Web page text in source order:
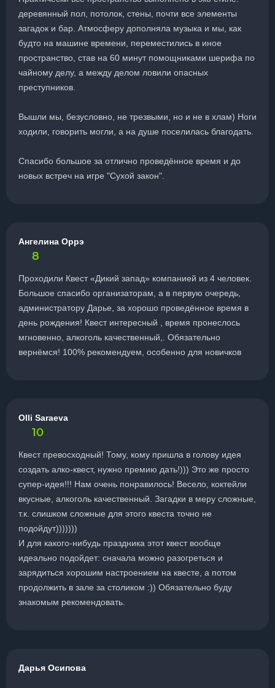
деревянный пол, потолок, стены, почти все элементы
загадок и бар. Атмосферу дополняла музыка и мы, как
будто на машине времени, переместились в иное
пространство, став на 60 минут помощниками шерифа по
чайному делу, а между делом ловили опасных
преступников.
Вышли мы, безусловно, не трезвыми, но и не в хлам) Ноги
ходили, говорить могли, а на душе поселилась благодать.
Спасибо большое за отлично проведённое время и до
новых встреч на игре "Сухой закон".
Ангелина Оррэ
8
Проходили Квест «Дикий запад» компанией из 4 человек.
Большое спасибо организаторам, а в первую очередь,
администратору Дарье, за хорошо проведённое время в
день рождения! Квест интересный , время пронеслось
мгновенно, алкоголь качественный,. Обязательно
вернёмся! 100% рекомендуем, особенно для новичков
Olli Saraeva
10
Квест превосходный! Тому, кому пришла в голову идея
создать алко-квест, нужно премию дать!))) Это же просто
супер-идея!!! Нам очень понравилось! Весело, коктейли
вкусные, алкоголь качественный. Загадки в меру сложные,
т.к. слишком сложные для этого квеста точно не
подойдут)))))))
И для какого-нибудь праздника этот квест вообще
идеально подойдет: сначала можно разогреться и
зарядиться хорошим настроением на квесте, а потом
продолжить в зале за столиком :)) Обязательно буду
знакомым рекомендовать.
Дарья Осипова